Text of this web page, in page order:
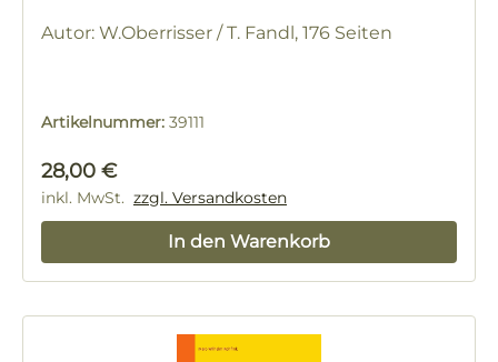
Autor: W.Oberrisser / T. Fandl, 176 Seiten
Artikelnummer: 39111
Regulärer Preis:
28,00 €
inkl. MwSt. zzgl. Versandkosten
In den Warenkorb